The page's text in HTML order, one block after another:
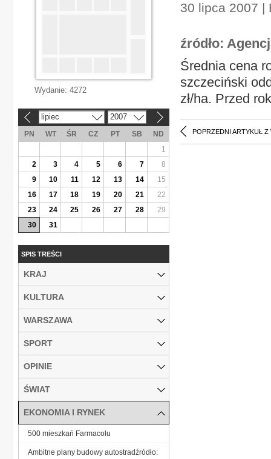
30 lipca 2007 |
źródło:
Średnia cena
szczeciński
zł/ha. Przed
POPRZEDNI ARTYKUŁ Z
Wydanie: 4272
lipiec 2007
PN WT ŚR CZ PT SB
ND
1
2
3 4 5 6 7
8
9
10 11 12 13 14
15
16
17 18 19 20 21
22
23
24 25 26 27 28
29
30
31
SPIS TREŚCI
KRAJ
KULTURA
WARSZAWA
SPORT
OPINIE
ŚWIAT
EKONOMIA I RYNEK
500 mieszkań Farmacolu
Ambitne plany budowy autostradźródło: